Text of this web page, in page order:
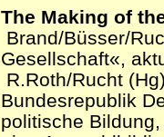
The Making of
Brand/Büsser/
Gesellschaft«,
R.Roth/Rucht
Bundesrepublik
politische